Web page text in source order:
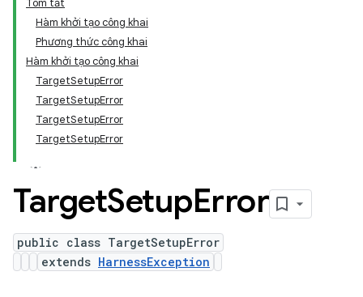
Tóm tắt
Hàm khởi tạo công khai
Phương thức công khai
Hàm khởi tạo công khai
TargetSetupError
TargetSetupError
TargetSetupError
TargetSetupError
TargetSetupError
public class TargetSetupError
extends HarnessException